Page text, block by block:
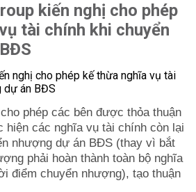
kiến nghị cho phép
tài chính khi chuyển
phép các bên được thỏa thuận
hiện các nghĩa vụ tài chính còn lại
nhượng dự án BĐS (thay vì bắt
phải hoàn thành toàn bộ nghĩa
điểm chuyển nhượng), tạo thuận